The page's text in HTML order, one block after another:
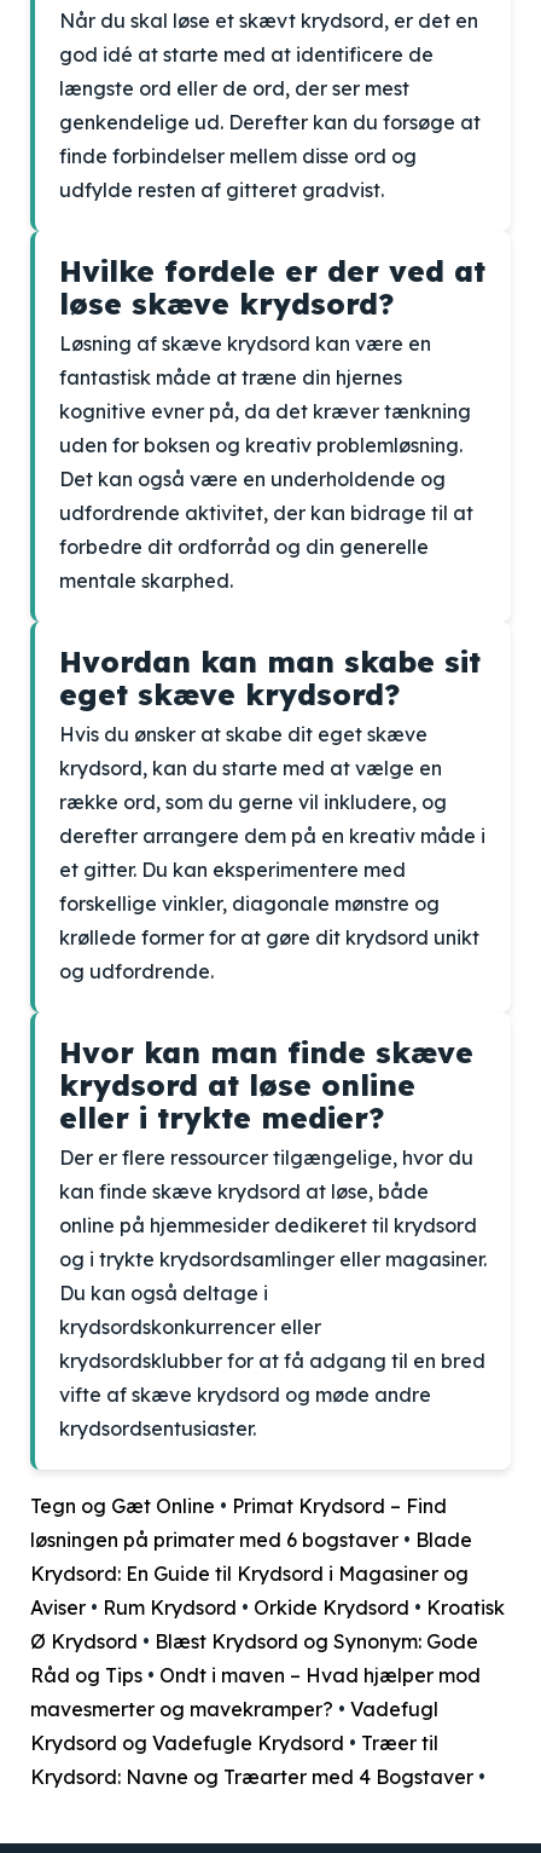
Når du skal løse et skævt krydsord, er det en
god idé at starte med at identificere de
længste ord eller de ord, der ser mest
genkendelige ud. Derefter kan du forsøge at
finde forbindelser mellem disse ord og
udfylde resten af gitteret gradvist.
Hvilke fordele er der ved at
løse skæve krydsord?
Løsning af skæve krydsord kan være en
fantastisk måde at træne din hjernes
kognitive evner på, da det kræver tænkning
uden for boksen og kreativ problemløsning.
Det kan også være en underholdende og
udfordrende aktivitet, der kan bidrage til at
forbedre dit ordforråd og din generelle
mentale skarphed.
Hvordan kan man skabe sit
eget skæve krydsord?
Hvis du ønsker at skabe dit eget skæve
krydsord, kan du starte med at vælge en
række ord, som du gerne vil inkludere, og
derefter arrangere dem på en kreativ måde i
et gitter. Du kan eksperimentere med
forskellige vinkler, diagonale mønstre og
krøllede former for at gøre dit krydsord unikt
og udfordrende.
Hvor kan man finde skæve
krydsord at løse online
eller i trykte medier?
Der er flere ressourcer tilgængelige, hvor du
kan finde skæve krydsord at løse, både
online på hjemmesider dedikeret til krydsord
og i trykte krydsordsamlinger eller magasiner.
Du kan også deltage i
krydsordskonkurrencer eller
krydsordsklubber for at få adgang til en bred
vifte af skæve krydsord og møde andre
krydsordsentusiaster.
Tegn og Gæt Online • Primat Krydsord – Find
løsningen på primater med 6 bogstaver • Blade
Krydsord: En Guide til Krydsord i Magasiner og
Aviser • Rum Krydsord • Orkide Krydsord • Kroatisk
Ø Krydsord • Blæst Krydsord og Synonym: Gode
Råd og Tips • Ondt i maven – Hvad hjælper mod
mavesmerter og mavekramper? • Vadefugl
Krydsord og Vadefugle Krydsord • Træer til
Krydsord: Navne og Træarter med 4 Bogstaver •